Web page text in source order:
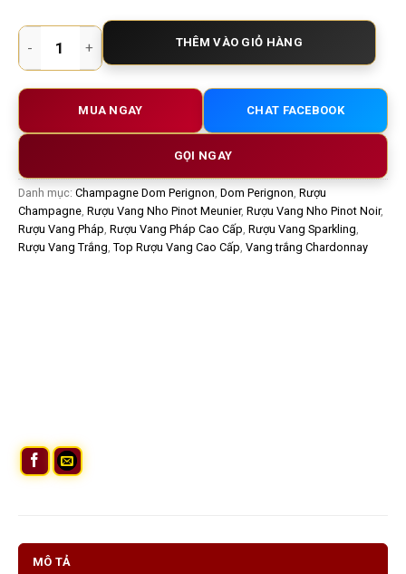
Rượu Champagne Dom Perignon Brut Vintage – Tượng Đài
THÊM VÀO GIỎ HÀNG
MUA NGAY CHAT FACEBOOK
GỌI NGAY
Danh mục: Champagne Dom Perignon Dom Perignon Rượu
Champagne Rượu Vang Nho Pinot Meunier, Rượu Vang Nho Pinot Noir,
Rượu Vang Pháp Rượu Vang Pháp Cao Cấp Rượu Vang Sparkling
Rượu Vang Trắng Top Rượu Vang Cao Cấp Vang trắng Chardonnay
MÔ TẢ